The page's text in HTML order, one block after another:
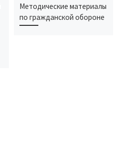
Методические материалы
по гражданской обороне